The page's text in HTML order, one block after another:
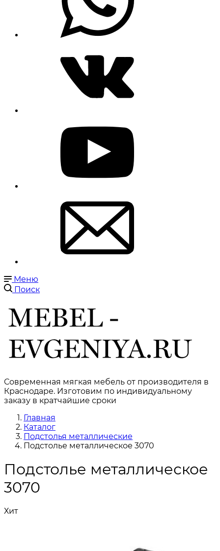
Меню
Поиск
Современная мягкая мебель от производителя в
Краснодаре. Изготовим по индивидуальному
заказу в кратчайшие сроки
Главная
Каталог
Подстолья металлические
Подстолье металлическое 3070
Подстолье металлическое
3070
Хит